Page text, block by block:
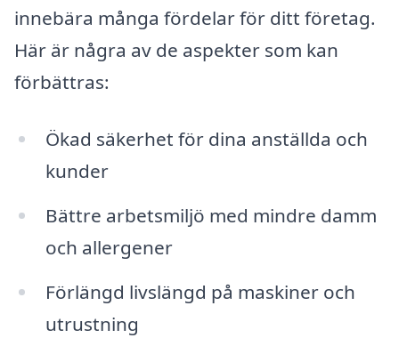
innebära många fördelar för ditt företag.
Här är några av de aspekter som kan
förbättras:
Ökad säkerhet för dina anställda och
kunder
Bättre arbetsmiljö med mindre damm
och allergener
Förlängd livslängd på maskiner och
utrustning